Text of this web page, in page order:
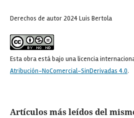
Derechos de autor 2024 Luis Bertola
Esta obra está bajo una licencia
Atribución-NoComercial-SinDerivadas 4.0.
Artículos más leídos del